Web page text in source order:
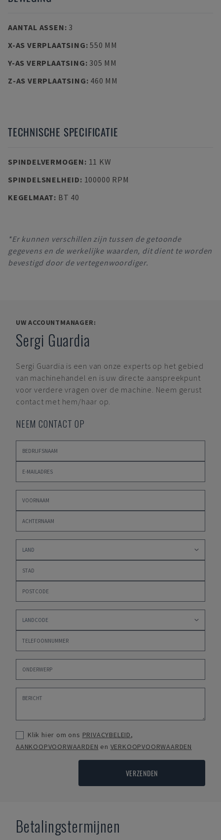
AANTAL ASSEN: 3
X-AS VERPLAATSING:550 MM
Y-AS VERPLAATSING: 305 MM
Z-AS VERPLAATSING: 460 MM
TECHNISCHE SPECIFICATIE
SPINDELVERMOGEN: 11 KW
SPINDELSNELHEID: 100000 RPM
KEGELMAAT: BT 40
*Er kunnen verschillen zijn tussen de getoonde
gegevens en de werkelijke waarden, dit dient te worden
bevestigd door de vertegenwoordiger.
UW ACCOUNTMANAGER:
Sergi Guardia
Sergi Guardia is een van onze experts op het gebied
van machinehandel en is uw directe aanspreekpunt
voor verdere vragen over de machine. Neem gerust
contact met hem/haar op.
NEEM CONTACT OP
Klik hier om ons PRIVACYBELEID,
AANKOOPVOORWAARDEN en VERKOOPVOORWAARDEN
VERZENDEN
Betalingstermijnen